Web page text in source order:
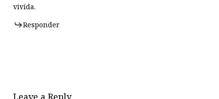
vivída.
Responder
Leave a Reply